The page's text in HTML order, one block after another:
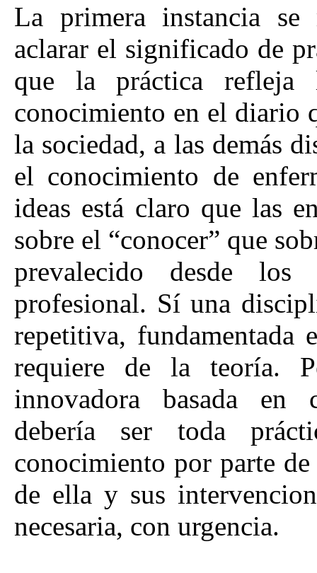
La primera instancia se
aclarar el significado de
que la práctica
conocimiento en el diario
la sociedad, a las demás
el conocimiento de
ideas está claro que las
sobre el “conocer” que
prevalecido desde los
profesional. Sí una
repetitiva,
requiere de la teoría.
innovadora basada en
debería ser toda
conocimiento por parte
de ella y sus
necesaria, con urgencia.